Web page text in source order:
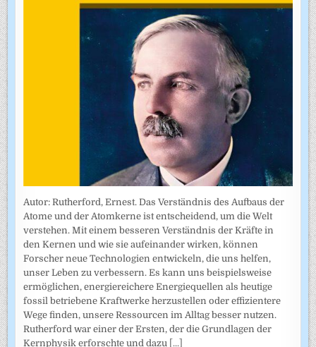
Autor: Rutherford, Ernest. Das Verständnis des Aufbaus der
Atome und der Atomkerne ist entscheidend, um die Welt
verstehen. Mit einem besseren Verständnis der Kräfte in
den Kernen und wie sie aufeinander wirken, können
Forscher neue Technologien entwickeln, die uns helfen,
unser Leben zu verbessern. Es kann uns beispielsweise
ermöglichen, energiereichere Energiequellen als heutige
fossil betriebene Kraftwerke herzustellen oder effizientere
Wege finden, unsere Ressourcen im Alltag besser nutzen.
Rutherford war einer der Ersten, der die Grundlagen der
Kernphysik erforschte und dazu [...]